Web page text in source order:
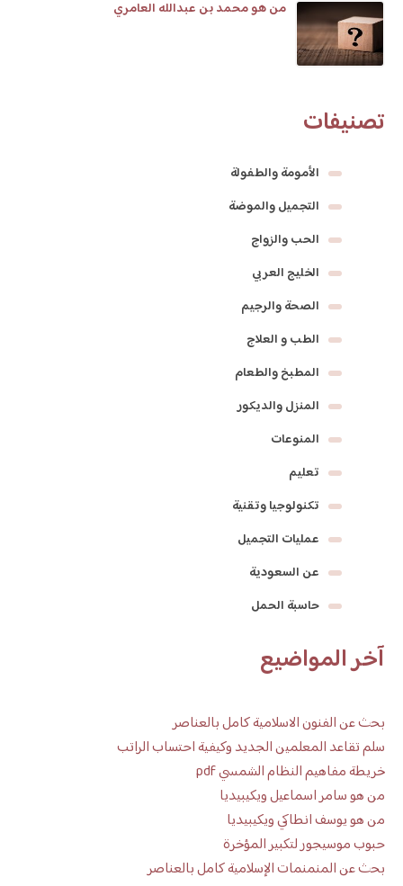
من هو محمد بن عبدالله العامري
تصنيفات
الأمومة والطفولة
التجميل والموضة
الحب والزواج
الخليج العربي
الصحة والرجيم
الطب و العلاج
المطبخ والطعام
المنزل والديكور
المنوعات
تعليم
تكنولوجيا وتقنية
عمليات التجميل
عن السعودية
حاسبة الحمل
آخر المواضيع
بحث عن الفنون الاسلامية كامل بالعناصر
سلم تقاعد المعلمين الجديد وكيفية احتساب الراتب
خريطة مفاهيم النظام الشمسي pdf
من هو سامر اسماعيل ويكيبيديا
من هو يوسف انطاكي ويكيبيديا
حبوب موسيجور لتكبير المؤخرة
بحث عن المنمنمات الإسلامية كامل بالعناصر